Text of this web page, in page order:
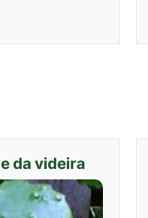
da videira